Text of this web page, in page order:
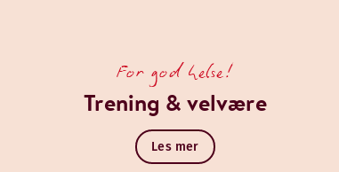
For god helse!
Trening & velvære
Les mer